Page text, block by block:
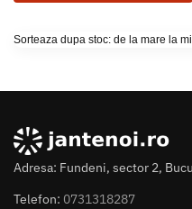
Adresa: Fundeni, sector 2,
Telefon: 0731318287